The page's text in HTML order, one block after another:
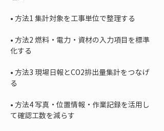
•
• 方法2 燃料・電力・資材の入力項目を標準
• 方法3 現場日報とCO2排出量集計をつなげ
• 方法4 写真・位置情報・作業記録を活用し